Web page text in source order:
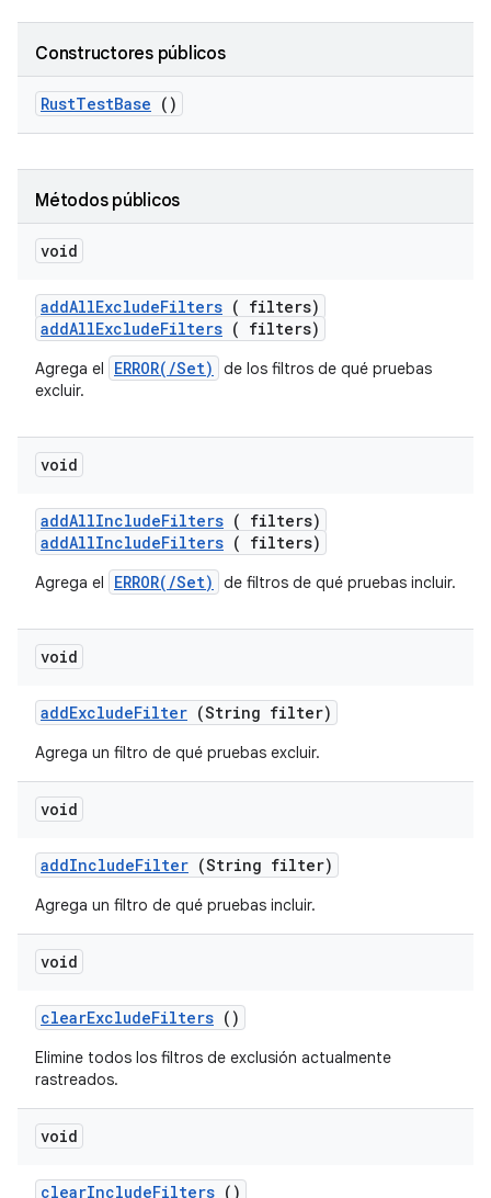
Constructores públicos
RustTestBase ()
Métodos públicos
void
addAllExcludeFilters ( filters)
addAllExcludeFilters ( filters)
Agrega el ERROR(/Set)
de los filtros de qué pruebas
excluir.
void
addAllIncludeFilters ( filters)
addAllIncludeFilters ( filters)
Agrega el ERROR(/Set) de filtros de qué pruebas incluir.
void
addExcludeFilter (String filter)
Agrega un filtro de qué pruebas excluir.
void
addIncludeFilter (String filter)
Agrega un filtro de qué pruebas incluir.
void
clearExcludeFilters ()
Elimine todos los filtros de exclusión actualmente
rastreados.
void
clearIncludeFilters ()